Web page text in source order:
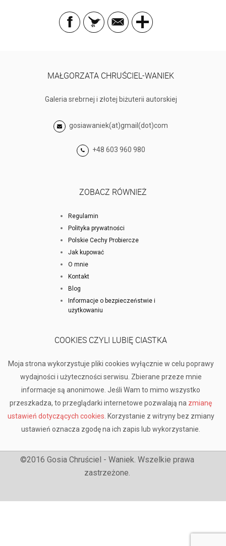
MAŁGORZATA CHRUŚCIEL-WANIEK
Galeria srebrnej i złotej biżuterii autorskiej
gosiawaniek(at)gmail(dot)com
+48 603 960 980
ZOBACZ RÓWNIEŻ
Regulamin
Polityka prywatności
Polskie Cechy Probiercze
Jak kupować
O mnie
Kontakt
Blog
Informacje o bezpieczeństwie i
użytkowaniu
COOKIES CZYLI LUBIĘ CIASTKA
Moja strona wykorzystuje pliki cookies wyłącznie w celu poprawy
wydajności i użyteczności serwisu. Zbierane przeze mnie
informacje są anonimowe. Jeśli Wam to mimo wszystko
przeszkadza, to przeglądarki internetowe pozwalają na zmianę
ustawień dotyczących cookies . Korzystanie z witryny bez zmiany
ustawień oznacza zgodę na ich zapis lub wykorzystanie.
©2016 Gosia Chruściel - Waniek. Wszelkie prawa
zastrzeżone.